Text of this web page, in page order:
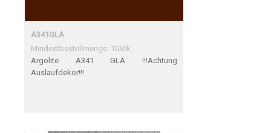
A341GLA
Mindestbestellmenge: 10Stk.
Argolite A341 GLA !!!Achtung
Auslaufdekor!!!